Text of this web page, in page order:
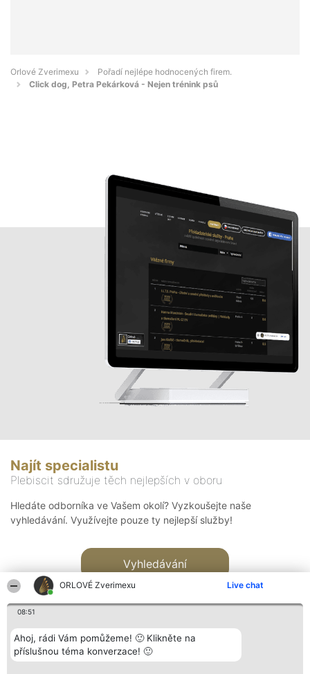
ORLOVÉ Zverimexu Live chat
08:51
Ahoj, rádi Vám pomůžeme! 🙂 Klikněte na
příslušnou téma konverzace! 🙂
Orlové Zverimexu
Pořadí nejlépe hodnocených firem.
Click dog, Petra Pekárková - Nejen trénink psů
Najít specialistu
Plebiscit sdružuje těch nejlepších v oboru
Hledáte odborníka ve Vašem okolí? Vyzkoušejte naše
vyhledávání. Využívejte pouze ty nejlepší služby!
Vyhledávání